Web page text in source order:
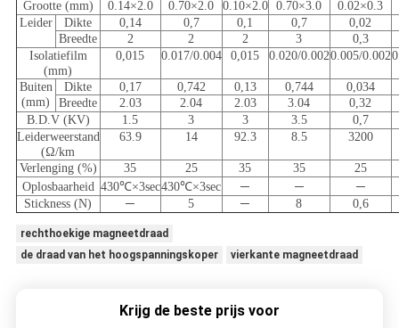
Grootte (mm) 0.14×2.0 0.70×2.0 0.10×2.0 0.70×3.0
0.02×0.3
Leider
Dikte 0,14 0,7 0,1 0,7
0,02
Breedte
2 2 2 3
0,3
Isolatiefilm
(mm)
0,015 0.017/0.004 0,015 0.020/0.0020.005/0.002
Buiten
(mm)
Dikte 0,17 0,742 0,13 0,744
0,034
Breedte
2.03 2.04 2.03 3.04
0,32
B.D.V (KV)
1.5 3 3 3.5
0,7
Leiderweerstand
(Ω/km
63.9 14 92.3 8.5 3200
Verlenging (%) 35 25 35 35
25
Oplosbaarheid 430℃×3sec430℃×3sec ─ ─
─
Stickness (N)
─ 5 ─ 8 0,6
rechthoekige magneetdraad
de draad van het hoogspanningskoper
vierkante magneetdraad
Krijg de beste prijs voor